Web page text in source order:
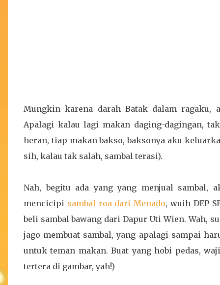
Mungkin karena darah Batak dalam ragaku,
Apalagi kalau lagi makan daging-dagingan,
heran, tiap makan bakso, baksonya aku
sih, kalau tak salah, sambal terasi).
Nah, begitu ada yang yang menjual sambal,
mencicipi sambal roa dari Menado, wuih DEP
beli sambal bawang dari Dapur Uti Wien. Wah,
jago membuat sambal, yang apalagi sampai
untuk teman makan. Buat yang hobi pedas,
tertera di gambar, yah!)